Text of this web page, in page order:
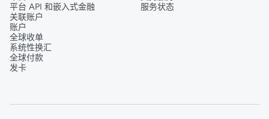
平台 API 和嵌入式金融
关联账户
账户
全球收单
系统性换汇
全球付款
发卡
服务状态